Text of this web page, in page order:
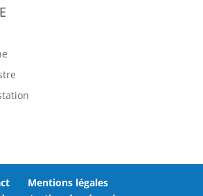
Mentions légales